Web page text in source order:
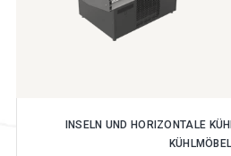
INSELN UND HORIZONTALE
KÜHLMÖBEL